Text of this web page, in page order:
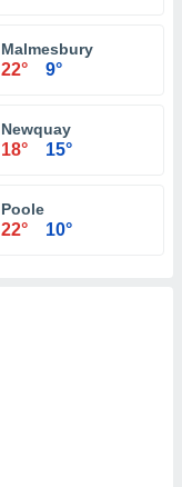
Malmesbury
22° 9°
Newquay
18° 15°
Poole
22° 10°